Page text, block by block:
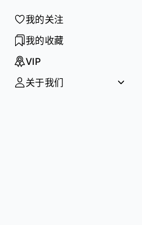
创投
访谈
我的关注
我的收藏
VIP
关于我们